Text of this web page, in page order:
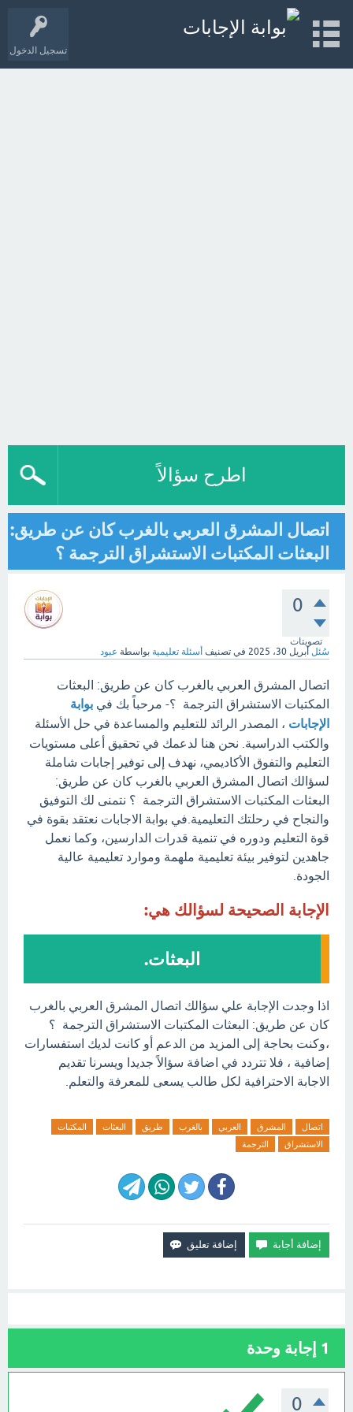
تسجيل الدخول
اطرح سؤالاً
اتصال المشرق العربي بالغرب كان عن طريق:
البعثات المكتبات الاستشراق الترجمة ؟
0
تصويتات
سُئل أبريل 30، 2025 في تصنيف أسئلة تعليمية بواسطة عبود
اتصال المشرق العربي بالغرب كان عن طريق: البعثات
المكتبات الاستشراق الترجمة ؟- مرحباً بك في بوابة
الإجابات ، المصدر الرائد للتعليم والمساعدة في حل الأسئلة
والكتب الدراسية. نحن هنا لدعمك في تحقيق أعلى مستويات
التعليم والتفوق الأكاديمي، نهدف إلى توفير إجابات شاملة
لسؤالك اتصال المشرق العربي بالغرب كان عن طريق:
البعثات المكتبات الاستشراق الترجمة ؟ نتمنى لك التوفيق
والنجاح في رحلتك التعليمية.في بوابة الاجابات نعتقد بقوة في
قوة التعليم ودوره في تنمية قدرات الدارسين، وكما نعمل
جاهدين لتوفير بيئة تعليمية ملهمة وموارد تعليمية عالية
الجودة.
الإجابة الصحيحة لسؤالك هي:
البعثات.
اذا وجدت الإجابة علي سؤالك اتصال المشرق العربي بالغرب
كان عن طريق: البعثات المكتبات الاستشراق الترجمة ؟
،وكنت بحاجة إلى المزيد من الدعم أو كانت لديك استفسارات
إضافية ، فلا تتردد في اضافة سؤالاً جديدا ويسرنا تقديم
الاجابة الاحترافية لكل طالب يسعى للمعرفة والتعلم.
اتصال المشرق العربي بالغرب طريق البعثات
المكتبات
الاستشراق
الترجمة
1 إجابة وحدة
0